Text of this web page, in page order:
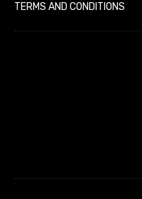
TERMS AND CONDITIONS